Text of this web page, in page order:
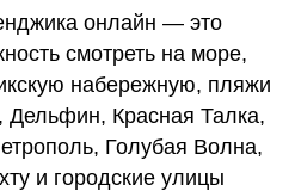
онлайн — это
смотреть на море,
набережную, пляжи
Дельфин, Красная Талка,
Голубая Волна,
и городские улицы